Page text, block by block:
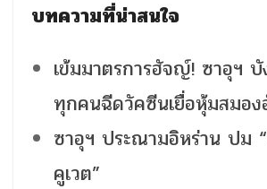
บทความที่น่าสนใจ
เข้มมาตรการฮัจญ์! ซาอุฯ
ทุกคนฉีดวัคซีนเยื่อหุ้มสมอง
ซาอุฯ ประณามอิหร่าน ปม
คูเวต”